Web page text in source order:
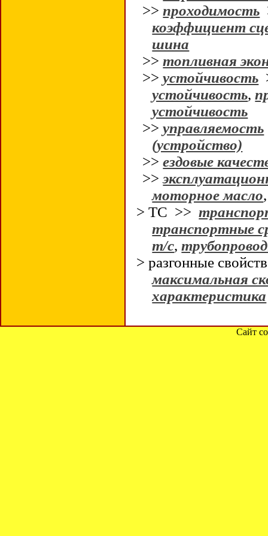
>>проходимость
коэффициент
шина
>>топливная
>>устойчивость
устойчивость,
устойчивость
>>управляемость
(устройство)
>>ездовые
>>
моторное масло
> ТС >>
транспортные
т/с,
> разгонные
максимальная
характеристика
Сайт